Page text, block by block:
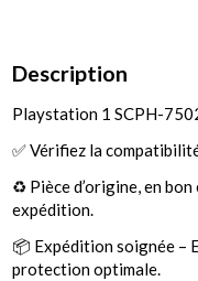
Description
Playstation 1 SCPH-
✅ Vérifiez la
♻️ Pièce d’origine, en
expédition.
📦 Expédition soignée –
protection optimale.